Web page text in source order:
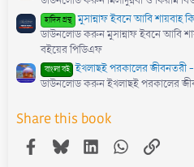
হাদিস গ্রন্থ মুসান্নাফ ইবনে আবি শায়বাহ
ডাউনলোড করুন মুসান্নাফ ইবনে আবি
বইয়ের পিডিএফ
বাংলা বই ইখলাছই পরকালের জীবনতরী
ডাউনলোড করুন ইখলাছই পরকালের
Share this book
Facebook
BlueskyLinkedInWhatsApp
Link